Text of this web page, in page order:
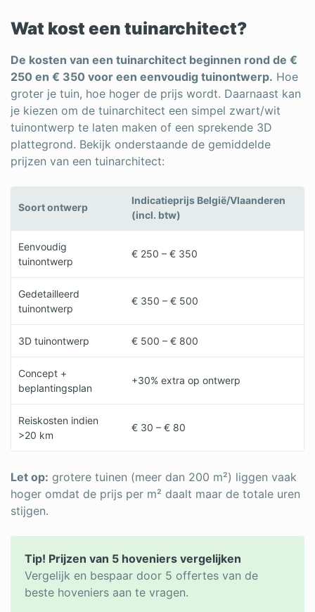
Wat kost een tuinarchitect?
De kosten van een tuinarchitect beginnen rond de €
250 en € 350 voor een eenvoudig tuinontwerp. Hoe
groter je tuin, hoe hoger de prijs wordt. Daarnaast kan
je kiezen om de tuinarchitect een simpel zwart/wit
tuinontwerp te laten maken of een sprekende 3D
plattegrond. Bekijk onderstaande de gemiddelde
prijzen van een tuinarchitect:
Soort ontwerp
Indicatieprijs België/Vlaanderen
(incl. btw)
Eenvoudig
tuinontwerp
€ 250 – € 350
Gedetailleerd
tuinontwerp
€ 350 – € 500
3D tuinontwerp € 500 – € 800
Concept +
beplantingsplan
+30% extra op ontwerp
Reiskosten indien
>20 km
€ 30 – € 80
Let op: grotere tuinen (meer dan 200 m²) liggen vaak
hoger omdat de prijs per m² daalt maar de totale uren
stijgen.
Tip! Prijzen van 5 hoveniers vergelijken
Vergelijk en bespaar door 5 offertes van de
beste hoveniers aan te vragen.